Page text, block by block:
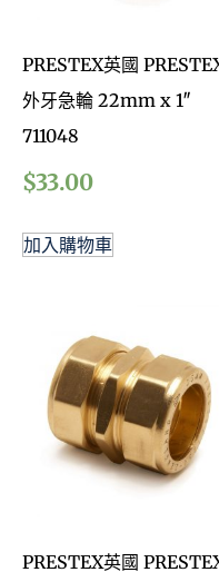
PRESTEX英國
外牙急輪 22mm x 1″
711048
$33.00
加入購物車
PRESTEX英國